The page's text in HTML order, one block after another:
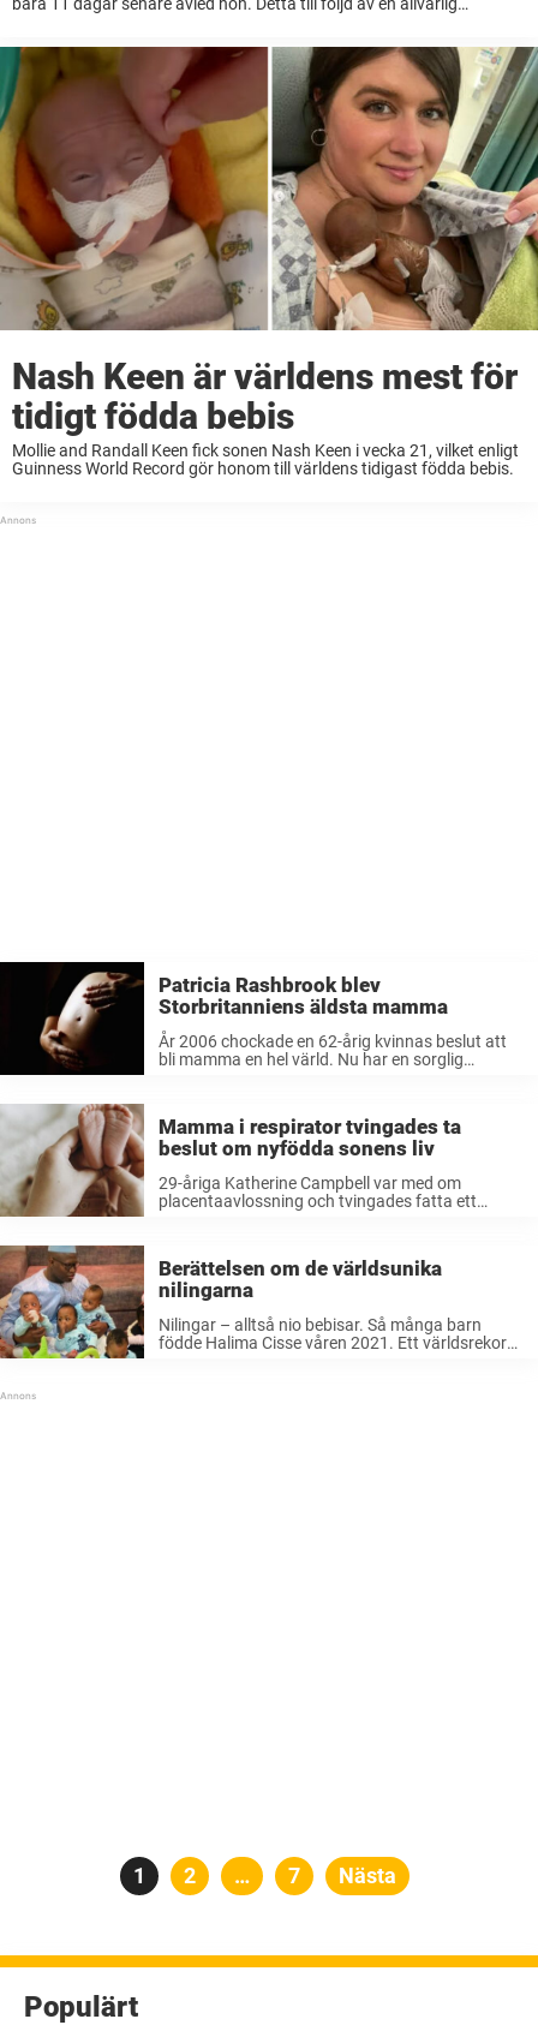
Nash Keen är världens mest för
tidigt födda bebis
Mollie and Randall Keen fick sonen Nash Keen i vecka 21, vilket enligt
Guinness World Record gör honom till världens tidigast födda bebis.
Patricia Rashbrook blev
Storbritanniens äldsta mamma
År 2006 chockade en 62-årig kvinnas beslut att
bli mamma en hel värld. Nu har en sorglig
Mamma i respirator tvingades ta
beslut om nyfödda sonens liv
29-åriga Katherine Campbell var med om
placentaavlossning och tvingades fatta ett
Berättelsen om de världsunika
nilingarna
Nilingar – alltså nio bebisar. Så många barn
födde Halima Cisse våren 2021. Ett världsrekord
Sidnumrering
Sida
1 Sida
2 … Sida
7 Nästa
Populärt